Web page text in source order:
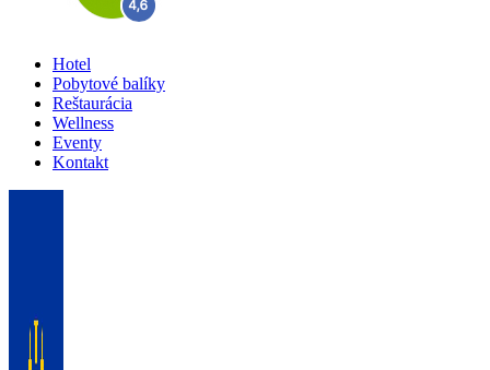
Hotel
Pobytové balíky
Reštaurácia
Wellness
Eventy
Kontakt